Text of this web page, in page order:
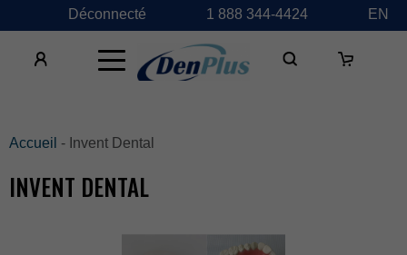
Déconnecté 1888344-4424 EN
×
Accueil -InventDental
INVENTDENTAL